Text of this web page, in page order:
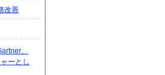
改善
、
ーとし